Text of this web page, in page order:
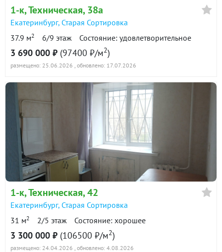
1-к, Техническая, 38а
Екатеринбург, Старая Сортировка
37.9 м2 6/9 этаж Состояние: удовлетворительное
3 690 000 ₽ (97400 ₽/м2)
размещено: 25.06.2026 , обновлено: 17.07.2026
1-к, Техническая, 42
Екатеринбург, Старая Сортировка
31 м2 2/5 этаж Состояние: хорошее
3 300 000 ₽ (106500 ₽/м2)
размещено: 24.04.2026 , обновлено: 4.08.2026